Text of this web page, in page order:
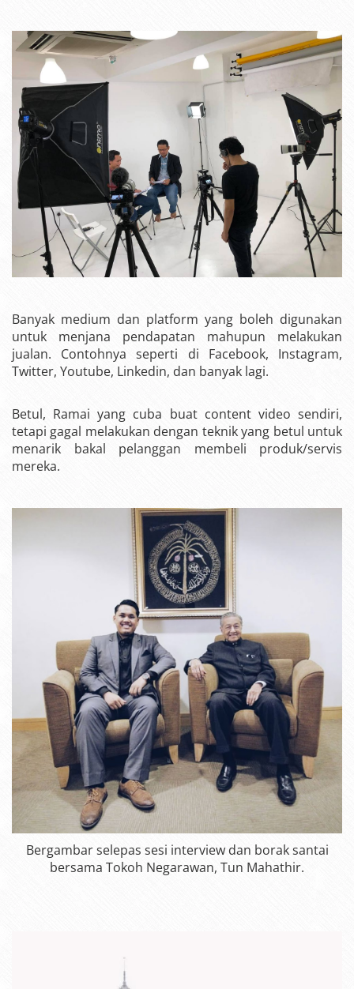
Banyak medium dan platform yang boleh digunakan
untuk menjana pendapatan mahupun melakukan
jualan. Contohnya seperti di Facebook, Instagram,
Twitter, Youtube, Linkedin, dan banyak lagi.
Betul, Ramai yang cuba buat content video sendiri,
tetapi gagal melakukan dengan teknik yang betul untuk
menarik bakal pelanggan membeli produk/servis
mereka.
Bergambar selepas sesi interview dan borak santai
bersama Tokoh Negarawan, Tun Mahathir.